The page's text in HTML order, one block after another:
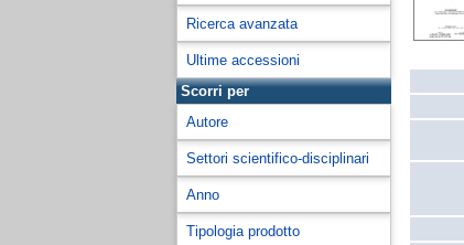
Ricerca avanzata
Ultime accessioni
Scorri per
Autore
Settori scientifico-disciplinari
Anno
Tipologia prodotto